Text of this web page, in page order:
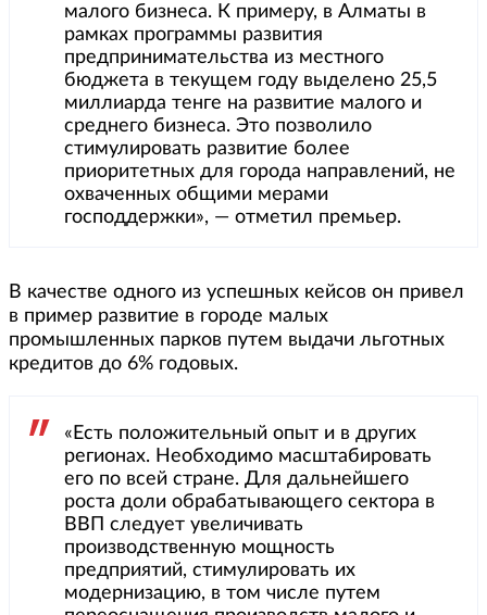
малого бизнеса. К примеру, в Алматы в
рамках программы развития
предпринимательства из местного
бюджета в текущем году выделено 25,5
миллиарда тенге на развитие малого и
среднего бизнеса. Это позволило
стимулировать развитие более
приоритетных для города направлений, не
охваченных общими мерами
господдержки», — отметил премьер.
В качестве одного из успешных кейсов он привел
в пример развитие в городе малых
промышленных парков путем выдачи льготных
кредитов до 6% годовых.
«Есть положительный опыт и в других
регионах. Необходимо масштабировать
его по всей стране. Для дальнейшего
роста доли обрабатывающего сектора в
ВВП следует увеличивать
производственную мощность
предприятий, стимулировать их
модернизацию, в том числе путем